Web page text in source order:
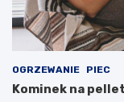
OGRZEWANIE PIEC
Kominek na